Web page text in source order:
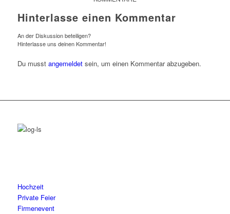
Hinterlasse einen Kommentar
An der Diskussion beteiligen?
Hinterlasse uns deinen Kommentar!
Du musst angemeldetsein, um einen Kommentar abzugeben.
Hochzeit
Private Feier
Firmenevent